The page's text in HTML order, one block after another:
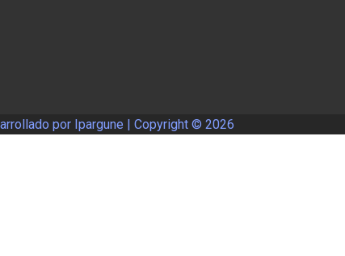
por Ipargune | Copyright © 2026